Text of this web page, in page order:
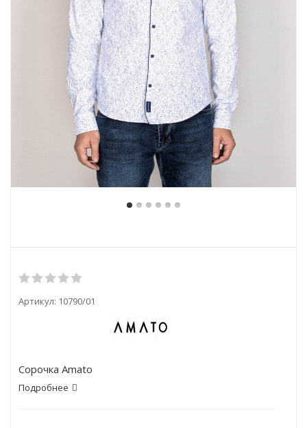
Артикул: 10790/01
Сорочка Amato
Подробнее